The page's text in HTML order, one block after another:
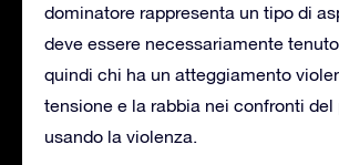
dominatore rappresenta un tipo di
deve essere necessariamente
quindi chi ha un atteggiamento
tensione e la rabbia nei confronti del
usando la violenza.